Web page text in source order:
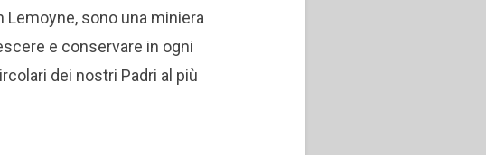
Lemoyne, sono una miniera
e conservare in ogni
dei nostri Padri al più